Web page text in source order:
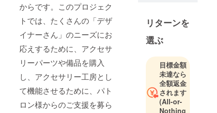
からです。このプロジェク
トでは、たくさんの「デザ
イナーさん」のニーズにお
応えするために、アクセサ
リーパーツや備品を購入
し、アクセサリー工房とし
て機能させるために、パト
ロン様からのご支援を募ら
きな私は、
以前は、某
食品メー
開発の仕事
をしていま
した。
小さいころ
からモノを
リターンを
選ぶ
目標金額
未達なら
全額返金
されます
(All-or-
Nothing